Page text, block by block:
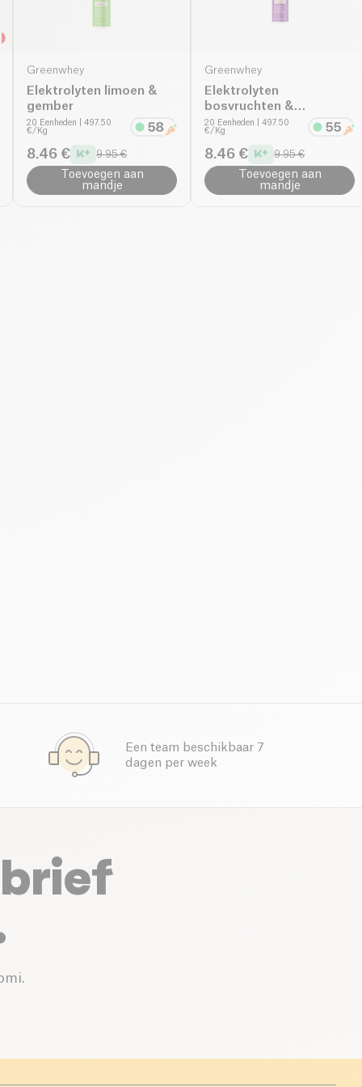
Greenwhey
Elektrolyten limoen &
gember
20 Eenheden
| 497.50
€/Kg
8.46 € 9.95 €
Toevoegen aan
mandje
Greenwhey
Elektrolyten
bosvruchten &
basilicum
20 Eenheden
| 497.50
€/Kg
8.46 € 9.95 €
Toevoegen aan
mandje
Een team beschikbaar 7
dagen per week